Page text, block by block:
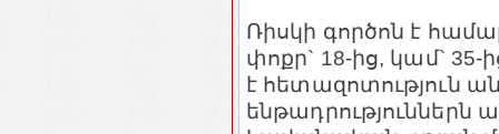
Ռիսկի գործոն է
փոքր` 18-ից, կամ` 35-
է հետազոտություն
ենթադրություններն